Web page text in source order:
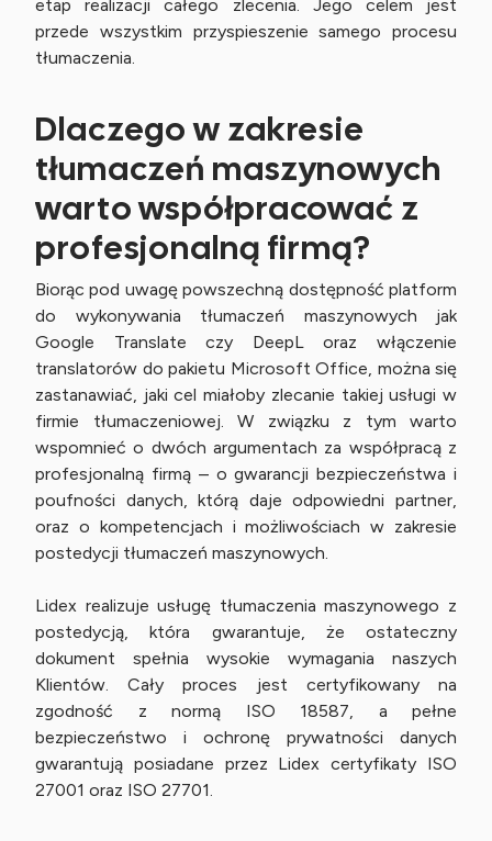
etap realizacji całego zlecenia. Jego celem jest
przede wszystkim przyspieszenie samego procesu
tłumaczenia.
Dlaczego w zakresie
tłumaczeń maszynowych
warto współpracować z
profesjonalną firmą?
Biorąc pod uwagę powszechną dostępność platform
do wykonywania tłumaczeń maszynowych jak
Google Translate czy DeepL oraz włączenie
translatorów do pakietu Microsoft Office, można się
zastanawiać, jaki cel miałoby zlecanie takiej usługi w
firmie tłumaczeniowej. W związku z tym warto
wspomnieć o dwóch argumentach za współpracą z
profesjonalną firmą – o gwarancji bezpieczeństwa i
poufności danych, którą daje odpowiedni partner,
oraz o kompetencjach i możliwościach w zakresie
postedycji tłumaczeń maszynowych.
Lidex realizuje usługę tłumaczenia maszynowego z
postedycją, która gwarantuje, że ostateczny
dokument spełnia wysokie wymagania naszych
Klientów. Cały proces jest certyfikowany na
zgodność z normą ISO 18587, a pełne
bezpieczeństwo i ochronę prywatności danych
gwarantują posiadane przez Lidex certyfikaty ISO
27001 oraz ISO 27701.